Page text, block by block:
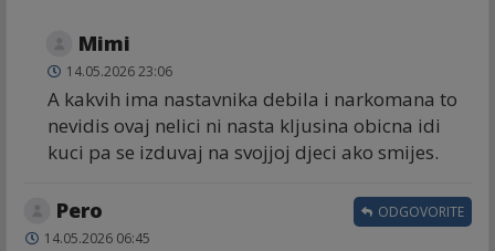
Mimi
14.05.2026 23:06
A kakvih ima nastavnika debila i narkomana to
nevidis ovaj nelici ni nasta kljusina obicna idi
kuci pa se izduvaj na svojjoj djeci ako smijes.
Pero
14.05.2026 06:45
ODGOVORITE